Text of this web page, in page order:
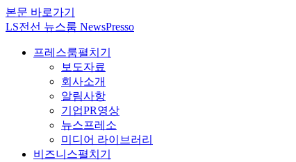
본문 바로가기
LS전선 뉴스룸 NewsPresso
프레스룸펼치기
보도자료
회사소개
알림사항
기업PR영상
뉴스프레소
미디어 라이브러리
비즈니스펼치기